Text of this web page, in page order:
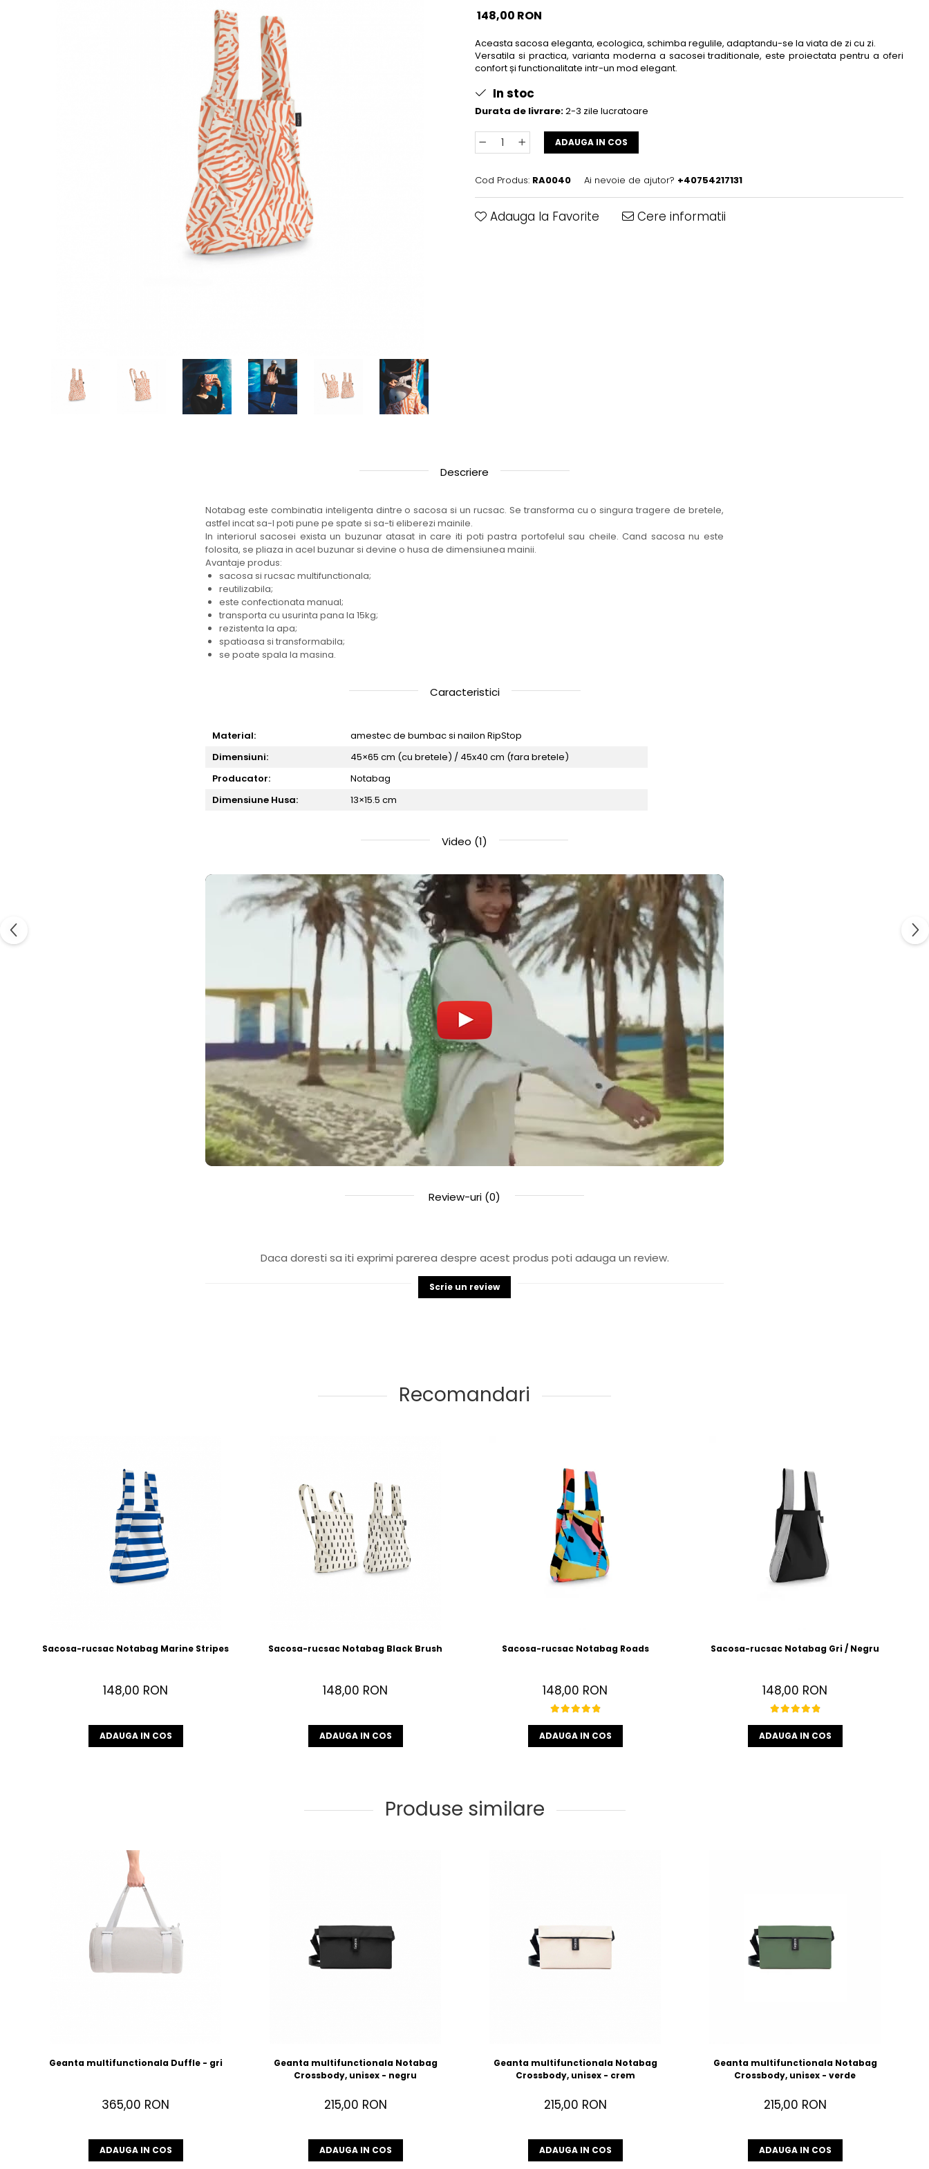
148,00 RON
Aceasta sacosa eleganta, ecologica, schimba regulile, adaptandu-se la viata de zi cu zi.
Versatila si practica, varianta moderna a sacosei traditionale, este proiectata pentru a oferi
confort și functionalitate intr-un mod elegant.
In stoc
Durata de livrare:2-3 zile lucratoare
ADAUGA IN COS
Cod Produs: RA0040 Ai nevoie de ajutor? +40754217131
Adauga la Favorite Cere informatii
Descriere
Notabag este combinatia inteligenta dintre o sacosa si un rucsac. Se transforma cu o singura tragere de bretele,
astfel incat sa-l poti pune pe spate si sa-ti eliberezi mainile.
In interiorul sacosei exista un buzunar atasat in care iti poti pastra portofelul sau cheile. Cand sacosa nu este
folosita, se pliaza in acel buzunar si devine o husa de dimensiunea mainii.
Avantaje produs:
sacosa si rucsac multifunctionala;
reutilizabila;
este confectionata manual;
transporta cu usurinta pana la 15kg;
rezistenta la apa;
spatioasa si transformabila;
se poate spala la masina.
Caracteristici
Material:
amestec de bumbac si nailon RipStop
Dimensiuni:
45×65 cm (cu bretele) / 45x40 cm (fara bretele)
Producator:
Notabag
Dimensiune Husa:
13×15.5 cm
Video (1)
Review-uri (0)
Daca doresti sa iti exprimi parerea despre acest produs poti adauga un review.
Scrie un review
Recomandari
Sacosa-rucsac Notabag Marine Stripes
148,00 RON
ADAUGA IN COS
Sacosa-rucsac Notabag Black Brush
148,00 RON
ADAUGA IN COS
Sacosa-rucsac Notabag Roads
148,00 RON
ADAUGA IN COS
Sacosa-rucsac Notabag Gri / Negru
148,00 RON
ADAUGA IN COS
Produse similare
Geanta multifunctionala Duffle - gri
365,00 RON
ADAUGA IN COS
Geanta multifunctionala Notabag
Crossbody, unisex - negru
215,00 RON
ADAUGA IN COS
Geanta multifunctionala Notabag
Crossbody, unisex - crem
215,00 RON
ADAUGA IN COS
Geanta multifunctionala Notabag
Crossbody, unisex - verde
215,00 RON
ADAUGA IN COS